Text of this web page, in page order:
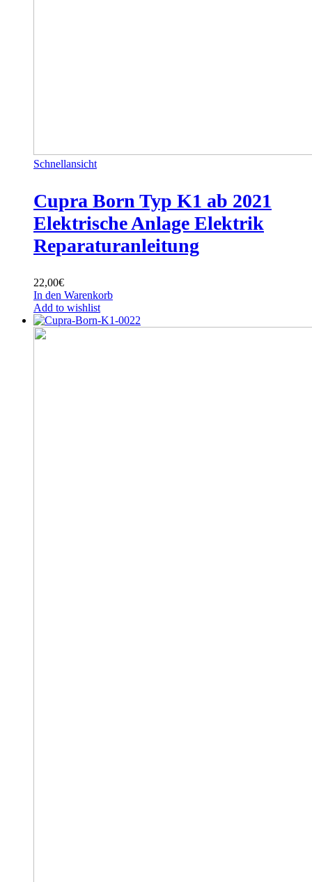
Schnellansicht
Cupra Born Typ K1 ab 2021
Elektrische Anlage Elektrik
Reparaturanleitung
22,00€
In den Warenkorb
Add to wishlist